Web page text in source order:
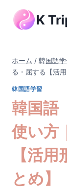
K
ホーム / 韓国語学
る・屈する【活
韓国語学習
韓国語
使い方
【活
とめ】